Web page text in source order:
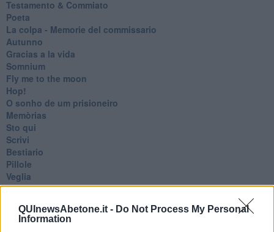
QUInewsAbetone.it - Do Not Process My Personal
Information
Testamento & Commiato
Poeta
​La colpa - Memorie del commissario
Autunno
Gracias a la vida
Somnium
Fly me to the moon
Hop!
O sonho de um prisioneiro
Memòrias
Sto qui
Scrivi
Bestiario
Pillole
Veglia
​“D” come delitto
Belle lettere
25 Aprile